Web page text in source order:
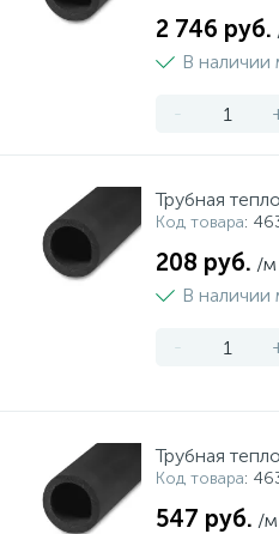
2 746 руб.
В наличии
-
Трубная
Код товара:
208 руб. /м
В наличии
-
Трубная
Код товара:
547 руб. /м